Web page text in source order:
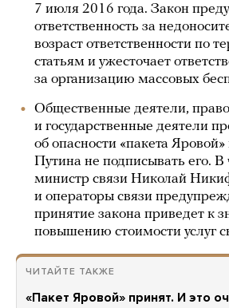
7 июля 2016 года. Закон
ответственность за
возраст ответственности по
статьям и ужесточает
за организацию массовых
Общественные деятели,
и государственные деятели
об опасности «пакета
Путина не подписывать его. В
министр связи Николай
и операторы связи
принятие закона приведет к
повышению стоимости услуг
ЧИТАЙТЕ ТАКЖЕ
«Пакет Яровой» принят. И это